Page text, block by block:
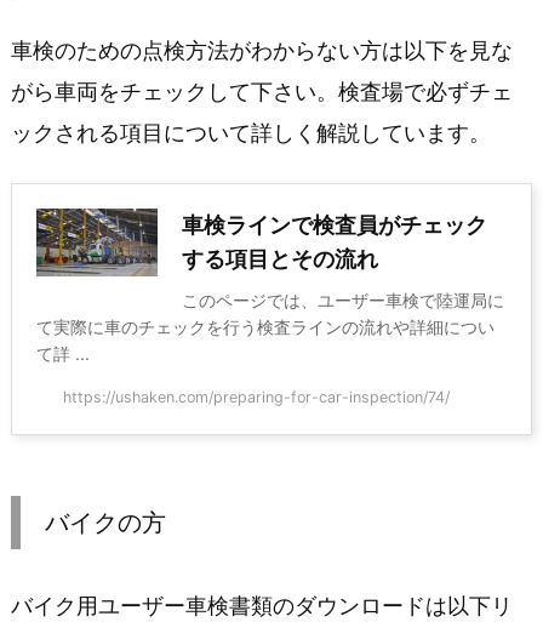
車検のための点検方法がわからない方は以下を見な
がら車両をチェックして下さい。検査場で必ずチェ
ックされる項目について詳しく解説しています。
車検ラインで検査員がチェック
する項目とその流れ
このページでは、ユーザー車検で陸運局に
て実際に車のチェックを行う検査ラインの流れや詳細につい
て詳 ...
https://ushaken.com/preparing-for-car-inspection/74/
バイクの方
バイク用ユーザー車検書類のダウンロードは以下リ